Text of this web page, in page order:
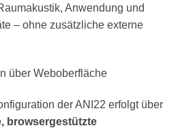
Anwendung und
– ohne zusätzliche externe
über Weboberfläche
der ANI22 erfolgt über
browsergestützte